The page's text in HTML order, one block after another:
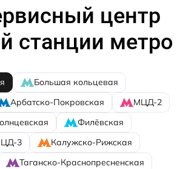
центр
станции метро
Большая кольцевая
Арбатско-Покровская
МЦД-2
Филёвская
3
Калужско-Рижская
Таганско-Краснопресненская